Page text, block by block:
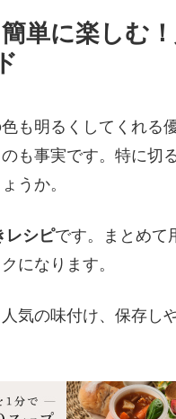
単に楽しむ
も明るくしてくれる
も事実です。特に切
うか。
レシピです。まとめて
になります。
気の味付け、保存し